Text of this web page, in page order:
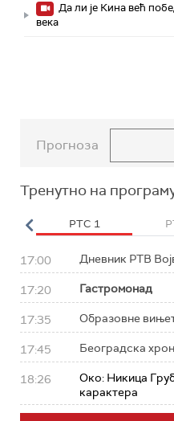
Да ли је Кина већ
века
Прогноза
Тренутно на
РТС 1
17:00 Дневник РТВ
17:20 Гастромонад
17:35 Образовне
17:45 Београдска
18:26
Око: Никица
карактера